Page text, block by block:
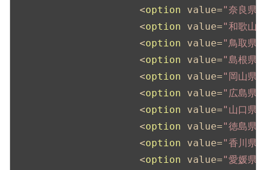
<option value="奈良県"
<option value="和歌山
<option value="鳥取県"
<option value="島根県"
<option value="岡山県"
<option value="広島県"
<option value="山口県"
<option value="徳島県"
<option value="香川県"
<option value="愛媛県"